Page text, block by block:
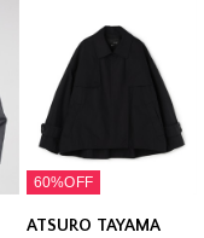
60%OFF
ATSURO TAYAMA